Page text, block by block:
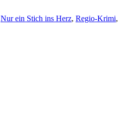
Nur ein Stich ins Herz, Regio-Krimi,